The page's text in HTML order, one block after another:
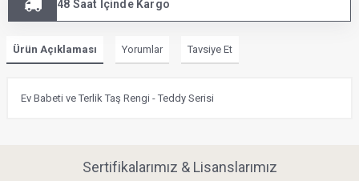
48 Saat İçinde Kargo
Ürün Açıklaması Yorumlar Tavsiye Et
Ev Babeti ve Terlik Taş Rengi - Teddy Serisi
Sertifikalarımız & Lisanslarımız